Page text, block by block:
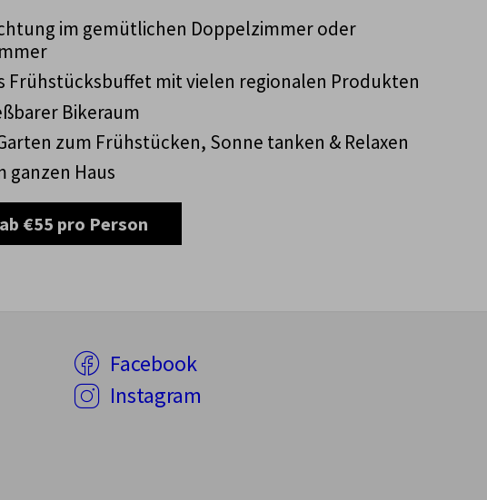
im gemütlichen Doppelzimmer oder
Frühstücksbuffet mit vielen regionalen Produkten
Bikeraum
zum Frühstücken, Sonne tanken & Relaxen
ganzen Haus
€55 pro Person
Facebook
Instagram